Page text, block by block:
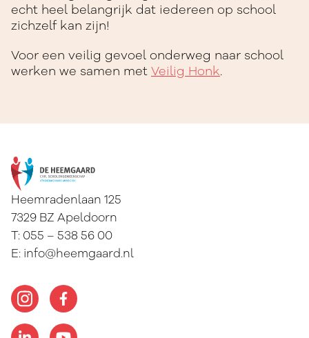
echt heel belangrijk dat iedereen op school
zichzelf kan zijn!
Voor een veilig gevoel onderweg naar school
werken we samen met Veilig Honk.
Heemradenlaan 125
7329 BZ Apeldoorn
T: 055 – 538 56 00
E: info@heemgaard.nl